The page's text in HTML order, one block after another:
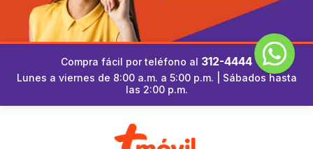
Compra fácil por teléfono al 312-4444
Lunes a viernes de 8:00 a.m. a 5:00 p.m. | Sábados hasta
las 2:00 p.m.